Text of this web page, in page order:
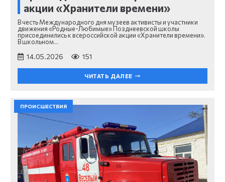
акции «Хранители времени»
В честь Международного дня музеев активисты и участники
движения «Родные-Любимые» Позднеевской школы
присоединились к всероссийской акции «Хранители времени».
В школьном…
14.05.2026 151
ЧИТАТЬ ДАЛЕЕ
ПРОИСШЕСТВИЯ